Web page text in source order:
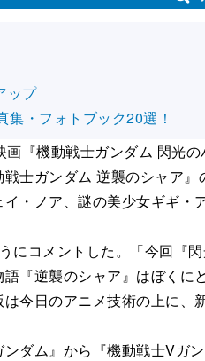
ップ
・フォトブック20選！
『機動戦士ガンダム 閃光
士ガンダム 逆襲のシャア
・ノア、謎の美少女ギギ
コメントした。「今回『
『逆襲のシャア』はぼく
今日のアニメ技術の上に、
ダム』から『機動戦士Vガ